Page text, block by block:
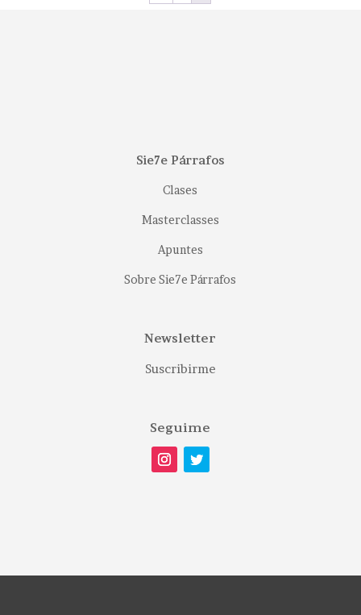
Sie7e Párrafos
Clases
Masterclasses
Apuntes
Sobre Sie7e Párrafos
Newsletter
Suscribirme
Seguime